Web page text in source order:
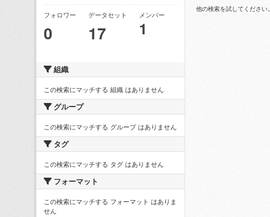
フォロワー
0
データセット
17
メンバー
1
組織
この検索にマッチする 組織 はありません
グループ
この検索にマッチする グループ はありません
タグ
この検索にマッチする タグ はありません
フォーマット
この検索にマッチする フォーマット はありま
せん
他の検索を試してください。